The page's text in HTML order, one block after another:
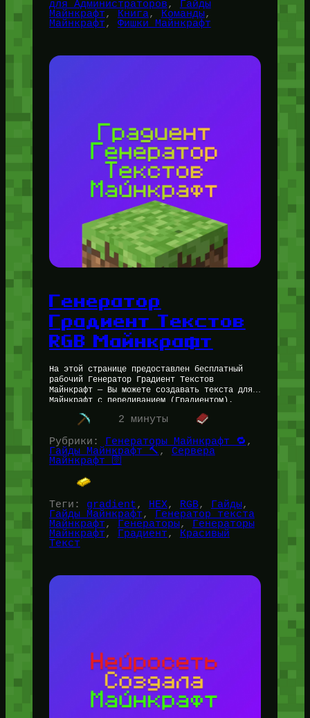
для Администраторов,
Гайды
Майнкрафт, Книга, Команды
Майнкрафт, Фишки Майнкрафт
Генератор
Градиент Текстов
RGB Майнкрафт
На этой странице предоставлен бесплатный
рабочий Генератор Градиент Текстов
Майнкрафт — Вы можете создавать текста для
Майнкрафт с переливанием (Градиентом).
Данный инструмент будет полезен как для
игроков и их общения,…
2 минуты
Рубрики: Генераторы Майнкрафт 🔁
Гайды Майнкрафт 🔨 , Сервера
Майнкрафт 🛜
Теги: gradient, HEX, RGB, Гайды
Гайды Майнкрафт, Генератор текста
Майнкрафт, Генераторы, Генераторы
Майнкрафт, Градиент, Красивый
Текст